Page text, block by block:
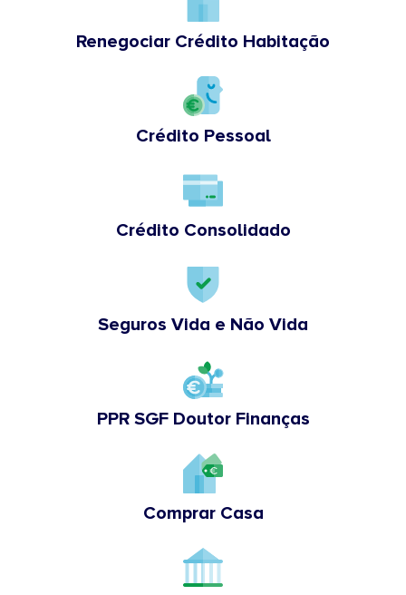
Renegociar Crédito Habitação
Crédito Pessoal
Crédito Consolidado
Seguros Vida e Não Vida
PPR SGF Doutor Finanças
Comprar Casa